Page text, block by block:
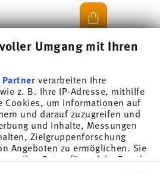
Umgang mit Ihren
verarbeiten Ihre
z. B. Ihre IP-Adresse, mithilfe
Cookies, um Informationen auf
und darauf zuzugreifen und
und Inhalte, Messungen
Zielgruppenforschung
Angeboten zu ermöglichen. Sie
Ihre Daten für welche Zwecke
-10%